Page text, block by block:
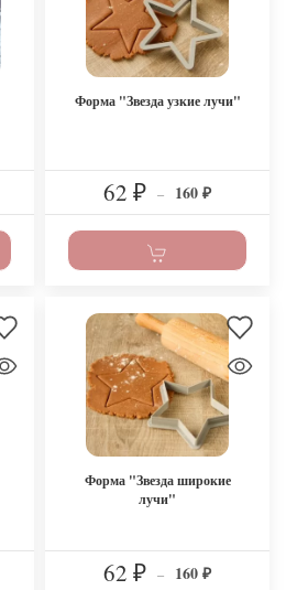
Форма "Звезда узкие лучи"
62 ₽ – 160 ₽
Форма "Звезда широкие
лучи"
62 ₽ – 160 ₽